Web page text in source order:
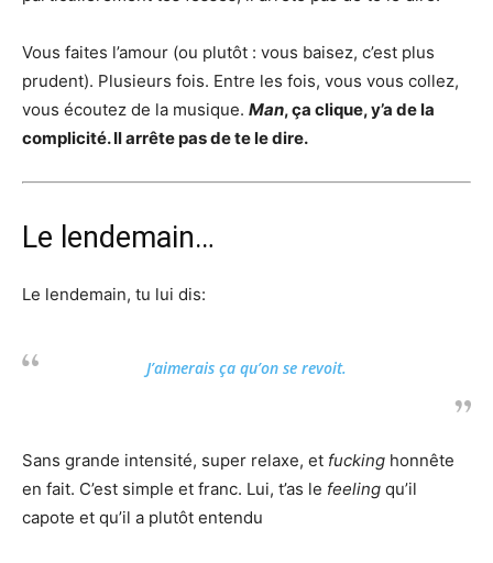
Vous faites l’amour (ou plutôt : vous baisez, c’est plus
prudent). Plusieurs fois. Entre les fois, vous vous collez,
vous écoutez de la musique. Man, ça clique, y’a de la
complicité. Il arrête pas de te le dire.
Le lendemain…
Le lendemain, tu lui dis:
J’aimerais ça qu’on se revoit.
Sans grande intensité, super relaxe, et fucking honnête
en fait. C’est simple et franc. Lui, t’as le feeling qu’il
capote et qu’il a plutôt entendu